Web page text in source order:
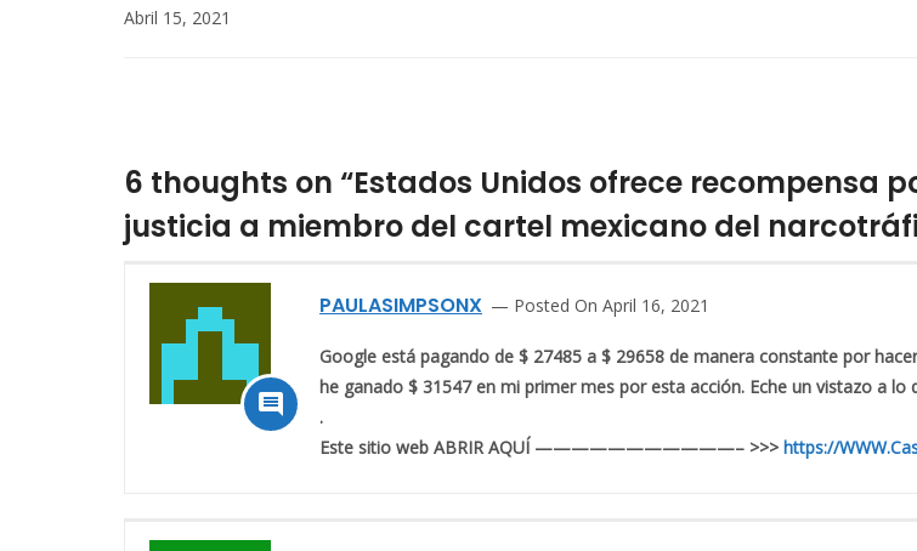
Abril 15, 2021
6 thoughts on “Estados Unidos ofrece recompensa
justicia a miembro del cartel mexicano del

PAULASIMPSONX Posted On April 16, 2021
Google está pagando de $ 27485 a $ 29658 de manera constante por
he ganado $ 31547 en mi primer mes por esta acción. Eche un vistazo a lo
.
Este sitio web ABRIR AQUÍ ———————————– >>> https://